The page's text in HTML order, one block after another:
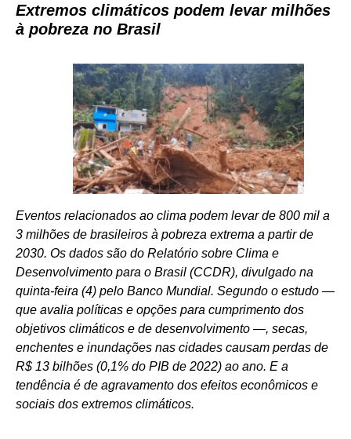
Extremos climáticos podem levar milhões
à pobreza no Brasil
Eventos relacionados ao clima podem levar de 800 mil a
3 milhões de brasileiros à pobreza extrema a partir de
2030. Os dados são do Relatório sobre Clima e
Desenvolvimento para o Brasil (CCDR), divulgado na
quinta-feira (4) pelo Banco Mundial. Segundo o estudo —
que avalia políticas e opções para cumprimento dos
objetivos climáticos e de desenvolvimento —, secas,
enchentes e inundações nas cidades causam perdas de
R$ 13 bilhões (0,1% do PIB de 2022) ao ano. E a
tendência é de agravamento dos efeitos econômicos e
sociais dos extremos climáticos.